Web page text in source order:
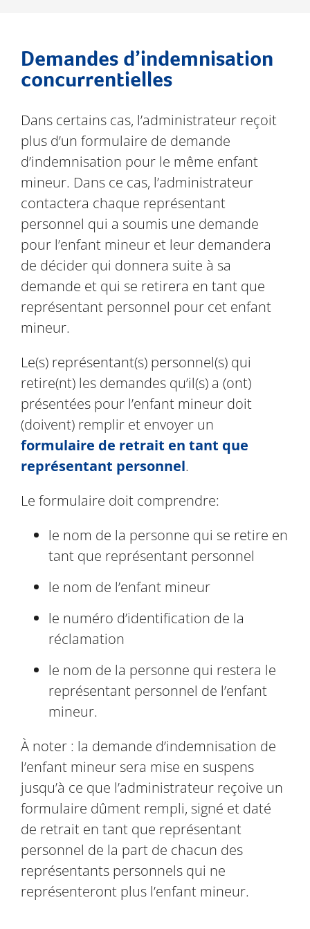
Demandes d’indemnisation
concurrentielles
Dans certains cas, l’administrateur reçoit
plus d’un formulaire de demande
d’indemnisation pour le même enfant
mineur. Dans ce cas, l’administrateur
contactera chaque représentant
personnel qui a soumis une demande
pour l’enfant mineur et leur demandera
de décider qui donnera suite à sa
demande et qui se retirera en tant que
représentant personnel pour cet enfant
mineur.
Le(s) représentant(s) personnel(s) qui
retire(nt) les demandes qu’il(s) a (ont)
présentées pour l’enfant mineur doit
(doivent) remplir et envoyer un
formulaire de retrait en tant que
représentant personnel.
Le formulaire doit comprendre:
le nom de la personne qui se retire en
tant que représentant personnel
le nom de l’enfant mineur
le numéro d’identification de la
réclamation
le nom de la personne qui restera le
représentant personnel de l’enfant
mineur.
À noter : la demande d’indemnisation de
l’enfant mineur sera mise en suspens
jusqu’à ce que l’administrateur reçoive un
formulaire dûment rempli, signé et daté
de retrait en tant que représentant
personnel de la part de chacun des
représentants personnels qui ne
représenteront plus l’enfant mineur.